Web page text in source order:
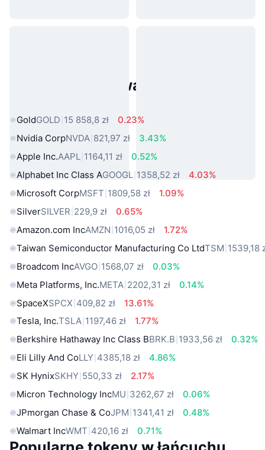
Popularne aktywa ze świata
GoldGOLD 15 858,8 zł
0.23%
Nvidia CorpNVDA 821,97 zł
3.43%
Apple Inc.AAPL 1164,11 zł
0.52%
Alphabet Inc Class AGOOGL 1358,52 zł
4.03%
Microsoft CorpMSFT 1809,58 zł
1.09%
SilverSILVER 229,9 zł
0.65%
Amazon.com IncAMZN 1016,05 zł
1.72%
Taiwan Semiconductor Manufacturing Co LtdTSM 1539,18
Broadcom IncAVGO 1568,07 zł
0.03%
Meta Platforms, Inc.META 2202,31 zł
0.14%
SpaceXSPCX 409,82 zł
13.61%
Tesla, Inc.TSLA 1197,46 zł
1.77%
Berkshire Hathaway Inc Class BBRK.B 1933,56 zł
0.32%
Eli Lilly And CoLLY 4385,18 zł
4.86%
SK HynixSKHY 550,33 zł
2.17%
Micron Technology IncMU 3262,67 zł
0.06%
JPmorgan Chase & CoJPM 1341,41 zł
0.48%
Walmart IncWMT 420,16 zł 0.71%